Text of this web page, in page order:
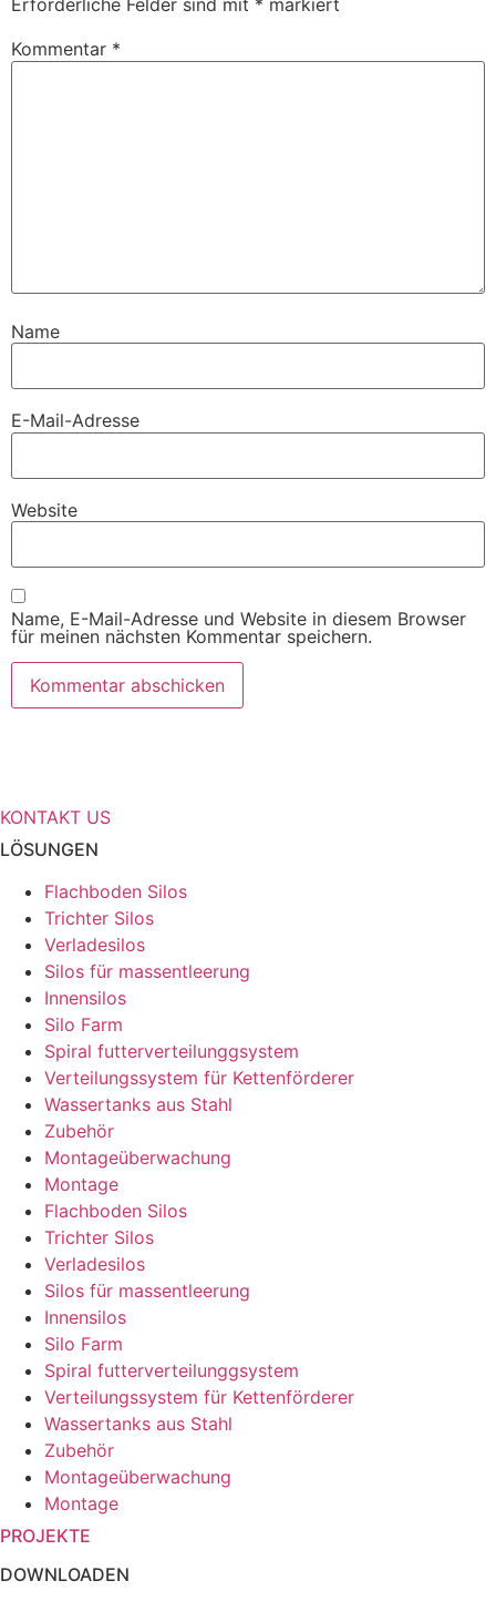
Erforderliche Felder sind mit * markiert
Kommentar *
Name
E-Mail-Adresse
Website
Name, E-Mail-Adresse und Website in diesem Browser
für meinen nächsten Kommentar speichern.
KONTAKT US
LÖSUNGEN
Flachboden Silos
Trichter Silos
Verladesilos
Silos für massentleerung
Innensilos
Silo Farm
Spiral futterverteilunggsystem
Verteilungssystem für Kettenförderer
Wassertanks aus Stahl
Zubehör
Montageüberwachung
Montage
Flachboden Silos
Trichter Silos
Verladesilos
Silos für massentleerung
Innensilos
Silo Farm
Spiral futterverteilunggsystem
Verteilungssystem für Kettenförderer
Wassertanks aus Stahl
Zubehör
Montageüberwachung
Montage
PROJEKTE
DOWNLOADEN